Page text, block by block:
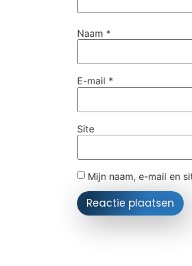
Naam *
E-mail *
Site
Mijn naam, e-mail en